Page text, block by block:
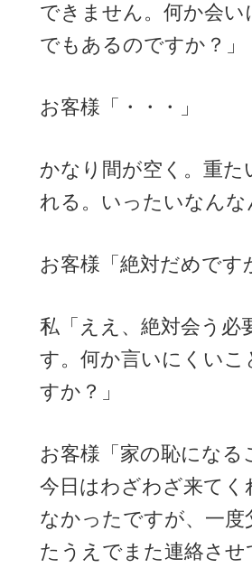
できません。何か会い
でもあるのですか？」
お客様「・・・」
かなり間が空く。重た
れる。いったいなんな
お客様「絶対だめです
私「ええ、絶対会う必
す。何か言いにくいこ
すか？」
お客様「家の恥になる
今日はわざわざ来てく
なかったですが、一度
たうえでまた連絡させ